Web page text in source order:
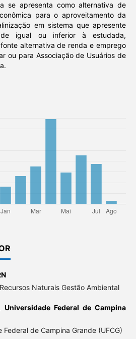
se apresenta como alternativa de
para o aproveitamento da
em sistema que apresente
igual ou inferior à estudada,
alternativa de renda e emprego
ou para Associação de Usuários de
Naturais Gestão Ambiental
Universidade Federal de Campina
de Campina Grande (UFCG)